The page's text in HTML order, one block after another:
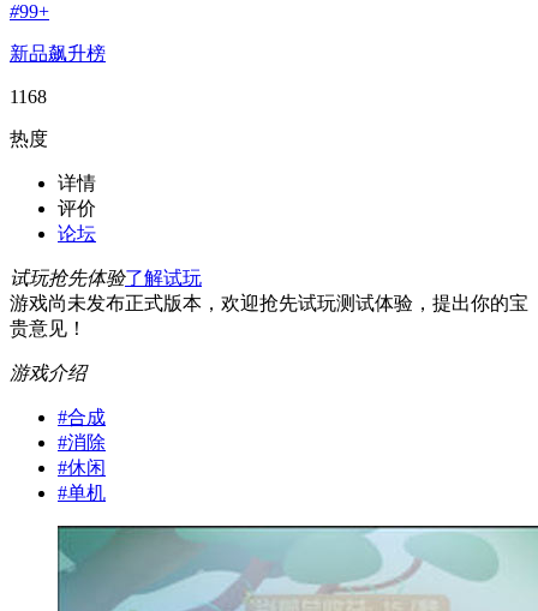
#99+
新品飙升榜
1168
热度
详情
评价
论坛
试玩抢先体验了解试玩
游戏尚未发布正式版本，欢迎抢先试玩测试体验，提出你的宝
贵意见！
游戏介绍
#合成
#消除
#休闲
#单机